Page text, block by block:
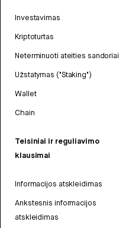
Investavimas
Kriptoturtas
Neterminuoti ateities sandoriai
Užstatymas ("Staking")
Wallet
Chain
Teisiniai ir reguliavimo
klausimai
Informacijos atskleidimas
Ankstesnis informacijos
atskleidimas